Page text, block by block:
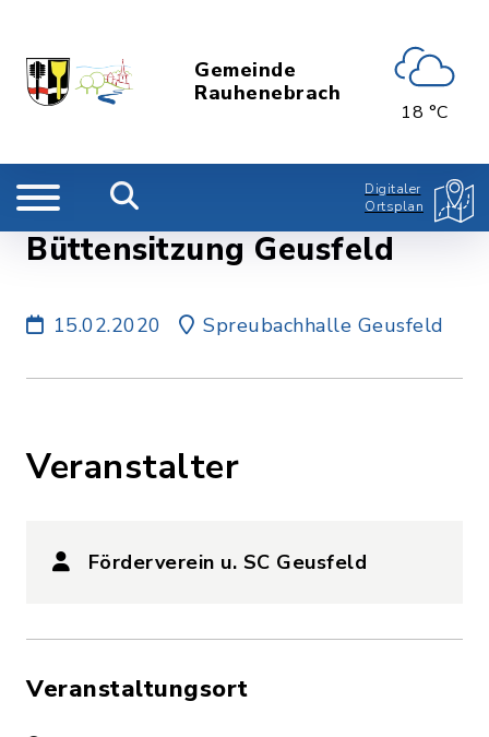
Gemeinde
Rauhenebrach
18 °C
Digitaler
Ortsplan
Büttensitzung Geusfeld
15.02.2020 Spreubachhalle Geusfeld
Veranstalter
Förderverein u. SC Geusfeld
Veranstaltungsort